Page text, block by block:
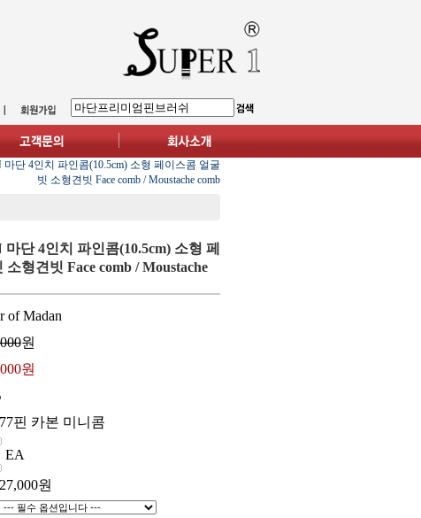
단 4인치 파인콤(10.5cm) 소형 페이스콤 얼굴
빗 소형견빗 Face comb / Moustache comb
단 4인치 파인콤(10.5cm) 소형 페
소형견빗 Face comb / Moustache
of Madan
원
원
핀 카본 미니콤
EA
27,000원